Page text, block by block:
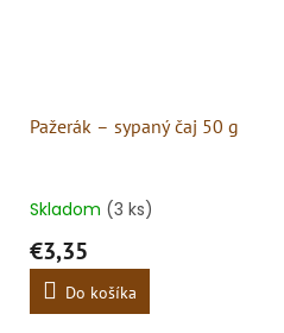
Pažerák – sypaný čaj 50 g
Skladom (3 ks)
€3,35
Do košíka